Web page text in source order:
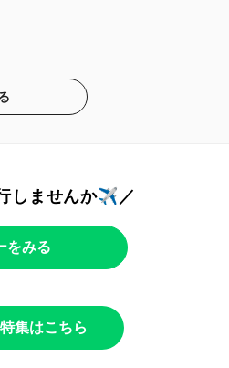
しませんか✈️／
をみる
集はこちら